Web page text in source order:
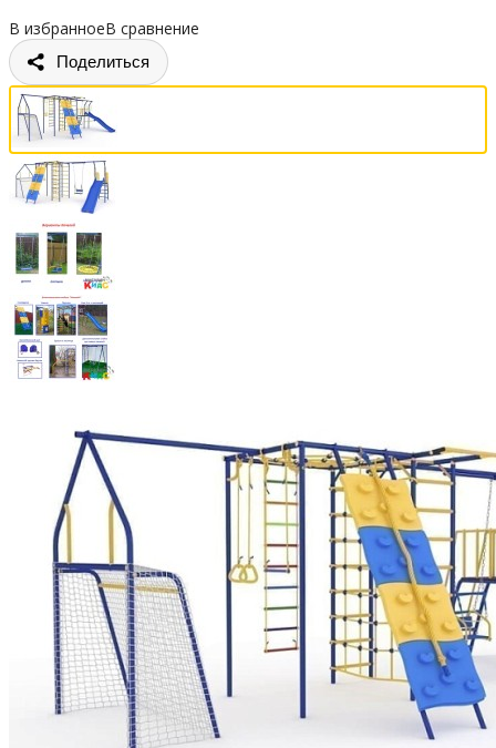
В избранноеВ сравнение
Поделиться